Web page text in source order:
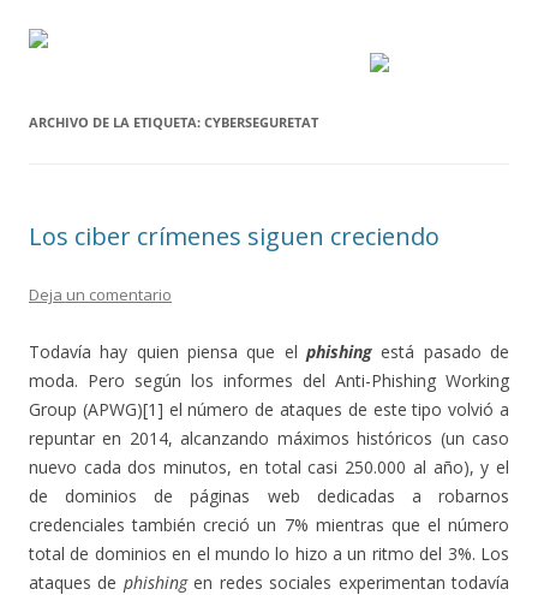
ARCHIVO DE LA ETIQUETA: CYBERSEGURETAT
Los ciber crímenes siguen creciendo
Deja un comentario
Todavía hay quien piensa que el phishing está pasado de
moda. Pero según los informes del Anti-Phishing Working
Group (APWG)[1] el número de ataques de este tipo volvió a
repuntar en 2014, alcanzando máximos históricos (un caso
nuevo cada dos minutos, en total casi 250.000 al año), y el
de dominios de páginas web dedicadas a robarnos
credenciales también creció un 7% mientras que el número
total de dominios en el mundo lo hizo a un ritmo del 3%. Los
ataques de phishingen redes sociales experimentan todavía